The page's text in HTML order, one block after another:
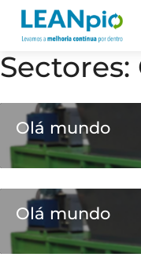
Sectores:
Olá mundo
Olá mundo